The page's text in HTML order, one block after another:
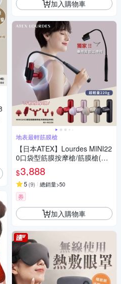
加入購物車
地表最輕筋膜槍
【日本ATEX】Lourdes MINI22
0口袋型筋膜按摩槍/筋膜槍(附
肩背伸縮桿) -4色任選
$3,888
5 (9) 總銷量>50
券
加入購物車